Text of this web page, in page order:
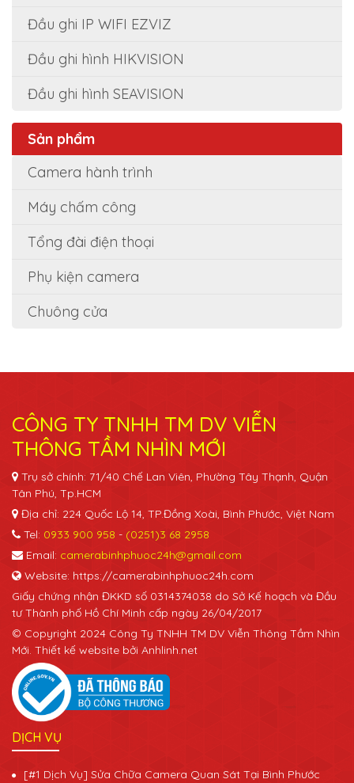
Đầu ghi IP WIFI EZVIZ
Đầu ghi hình HIKVISION
Đầu ghi hình SEAVISION
Sản phẩm
Camera hành trình
Máy chấm công
Tổng đài điện thoại
Phụ kiện camera
Chuông cửa
CÔNG TY TNHH TM DV VIỄN
THÔNG TẦM NHÌN MỚI
Trụ sở chính: 71/40 Chế Lan Viên, Phường Tây Thạnh, Quận
Tân Phú, Tp.HCM
Địa chỉ: 224 Quốc Lộ 14, TP.Đồng Xoài, Bình Phước, Việt Nam
Tel: 0933 900 958 - (0251)3 68 2958
Email: camerabinhphuoc24h@gmail.com
Website: https://camerabinhphuoc24h.com
Giấy chứng nhận ĐKKD số 0314374038 do Sở Kế hoạch và Đầu
tư Thành phố Hồ Chí Minh cấp ngày 26/04/2017
© Copyright 2024 Công Ty TNHH TM DV Viễn Thông Tầm Nhìn
Mới. Thiết kế website bởi Anhlinh.net
DỊCH VỤ
[#1 Dịch Vụ] Sửa Chữa Camera Quan Sát Tại Bình Phước